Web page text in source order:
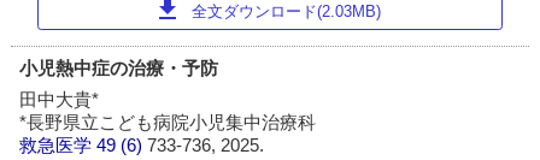
download 全文ダウンロード(2.03MB)
小児熱中症の治療・予防
田中大貴*
*長野県立こども病院小児集中治療科
救急医学 49 (6)733-736, 2025.